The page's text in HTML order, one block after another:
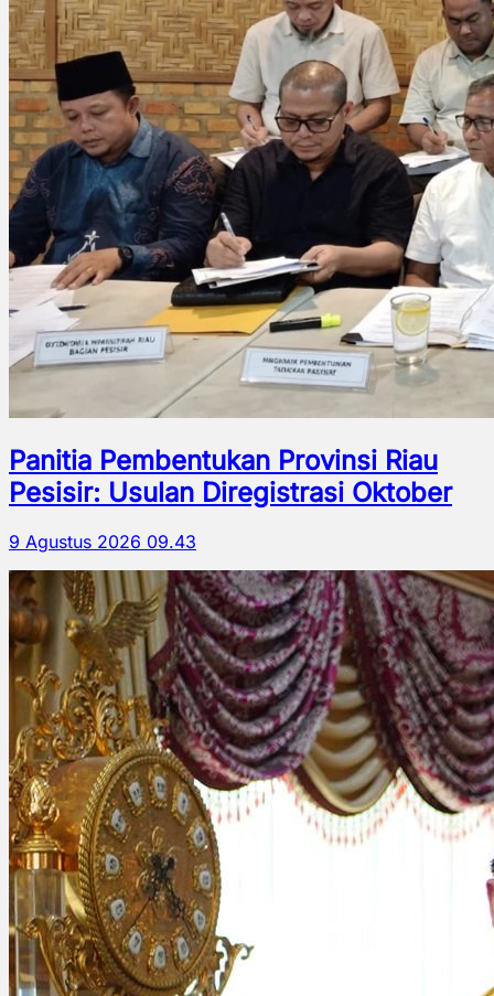
Panitia Pembentukan Provinsi Riau
Pesisir: Usulan Diregistrasi Oktober
9 Agustus 2026 09.43